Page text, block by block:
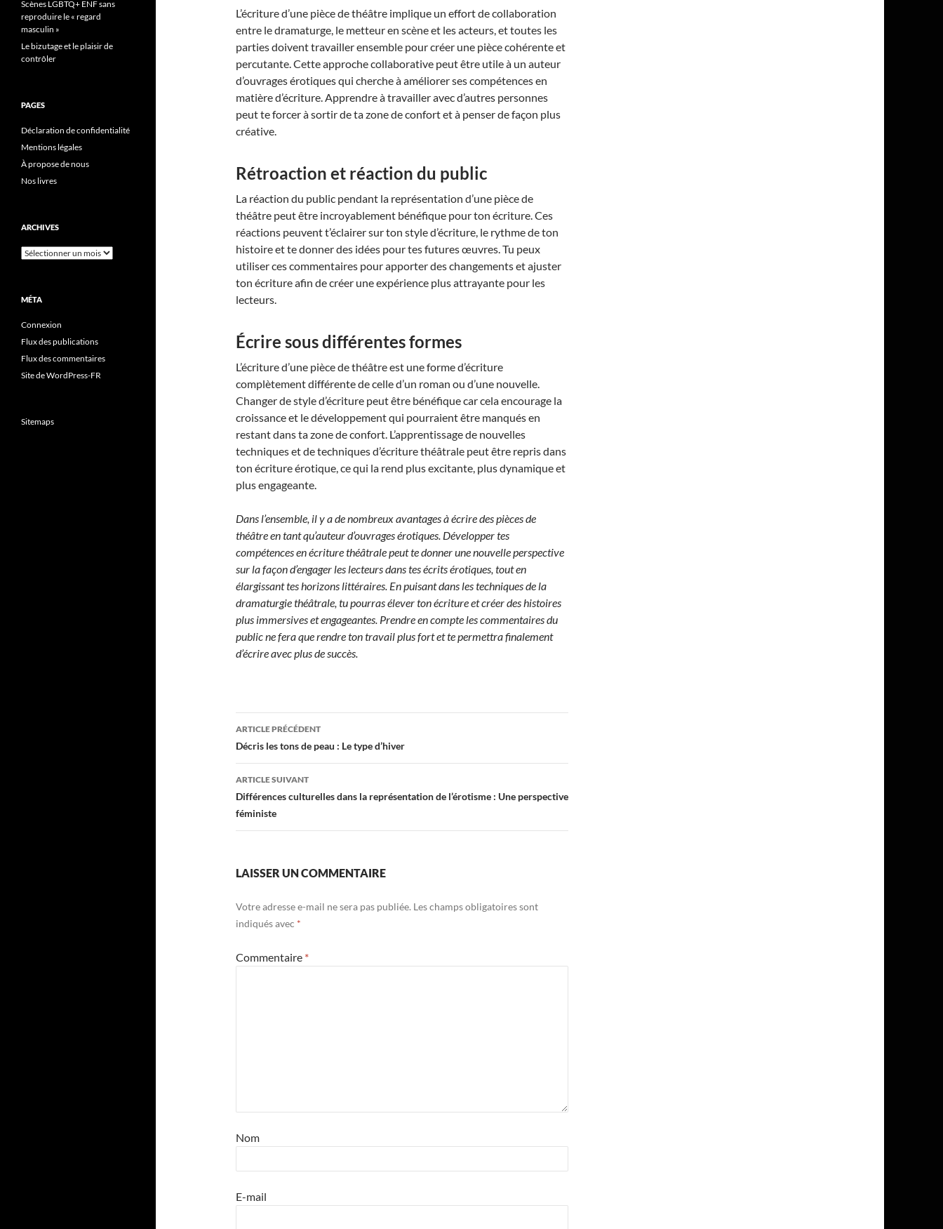
L’écriture d’une pièce de théâtre implique un effort de collaboration
entre le dramaturge, le metteur en scène et les acteurs, et toutes les
parties doivent travailler ensemble pour créer une pièce cohérente et
percutante. Cette approche collaborative peut être utile à un auteur
d’ouvrages érotiques qui cherche à améliorer ses compétences en
matière d’écriture. Apprendre à travailler avec d’autres personnes
peut te forcer à sortir de ta zone de confort et à penser de façon plus
créative.
Rétroaction et réaction du public
La réaction du public pendant la représentation d’une pièce de
théâtre peut être incroyablement bénéfique pour ton écriture. Ces
réactions peuvent t’éclairer sur ton style d’écriture, le rythme de ton
histoire et te donner des idées pour tes futures œuvres. Tu peux
utiliser ces commentaires pour apporter des changements et ajuster
ton écriture afin de créer une expérience plus attrayante pour les
lecteurs.
Écrire sous différentes formes
L’écriture d’une pièce de théâtre est une forme d’écriture
complètement différente de celle d’un roman ou d’une nouvelle.
Changer de style d’écriture peut être bénéfique car cela encourage la
croissance et le développement qui pourraient être manqués en
restant dans ta zone de confort. L’apprentissage de nouvelles
techniques et de techniques d’écriture théâtrale peut être repris dans
ton écriture érotique, ce qui la rend plus excitante, plus dynamique et
plus engageante.
Dans l’ensemble, il y a de nombreux avantages à écrire des pièces de
théâtre en tant qu’auteur d’ouvrages érotiques. Développer tes
compétences en écriture théâtrale peut te donner une nouvelle perspective
sur la façon d’engager les lecteurs dans tes écrits érotiques, tout en
élargissant tes horizons littéraires. En puisant dans les techniques de la
dramaturgie théâtrale, tu pourras élever ton écriture et créer des histoires
plus immersives et engageantes. Prendre en compte les commentaires du
public ne fera que rendre ton travail plus fort et te permettra finalement
d’écrire avec plus de succès.
Navigation
des
articles
ARTICLE PRÉCÉDENT
Décris les tons de peau : Le type d’hiver
ARTICLE SUIVANT
Différences culturelles dans la représentation de l’érotisme : Une perspective
féministe
LAISSER UN COMMENTAIRE
Votre adresse e-mail ne sera pas publiée. Les champs obligatoires sont
indiqués avec *
Commentaire *
Nom
E-mail
Scènes LGBTQ+ ENF sans
reproduire le « regard
masculin »
Le bizutage et le plaisir de
contrôler
PAGES
Déclaration de confidentialité
Mentions légales
À propose de nous
Nos livres
ARCHIVES
Archives
MÉTA
Connexion
Flux des publications
Flux des commentaires
Site de WordPress-FR
Sitemaps